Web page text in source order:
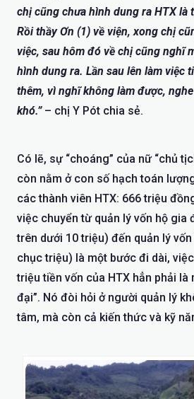
chị cũng chưa hình dung ra HTX là
Rồi thầy Ơn (1) về viện, xong chị
việc, sau hôm đó về chị cũng nghĩ
hình dung ra. Lần sau lên làm việc
thêm, vì nghĩ không làm được,
khó.” – chị Y Pót chia sẻ.
Có lẽ, sự “choáng” của nữ “chủ
còn nằm ở con số hạch toán
các thành viên HTX: 666 triệu
việc chuyển từ quản lý vốn hộ gia
trên dưới 10 triệu) đến quản lý
chục triệu) là một bước đi dài,
triệu tiền vốn của HTX hẳn phải là
đại”. Nó đòi hỏi ở người quản lý
tâm, mà còn cả kiến thức và kỹ